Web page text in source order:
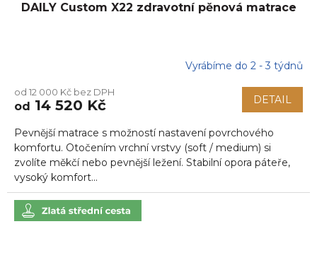
DAILY Custom X22 zdravotní pěnová matrace
produktu
je
z
5
hvězdiček.
Vyrábíme do 2 - 3 týdnů
od 12 000 Kč bez DPH
od 14 520 Kč DETAIL
Pevnější matrace s možností nastavení povrchového
komfortu. Otočením vrchní vrstvy (soft / medium) si
zvolíte měkčí nebo pevnější ležení. Stabilní opora páteře,
vysoký komfort...